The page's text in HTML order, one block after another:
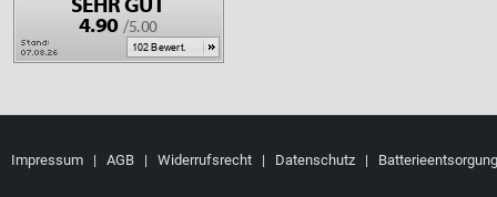
Impressum | AGB | Widerrufsrecht | Datenschutz | Batterieentsorgung